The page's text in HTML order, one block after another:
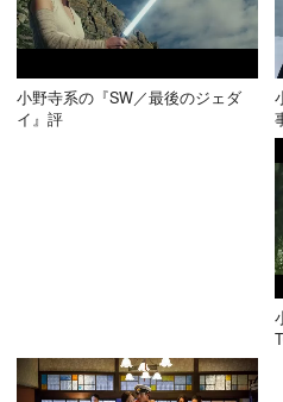
小野寺系の『SW／最後のジェダ
イ』評